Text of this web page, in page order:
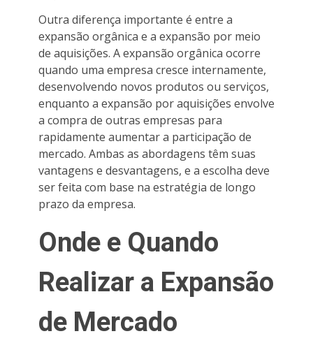
Outra diferença importante é entre a
expansão orgânica e a expansão por meio
de aquisições. A expansão orgânica ocorre
quando uma empresa cresce internamente,
desenvolvendo novos produtos ou serviços,
enquanto a expansão por aquisições envolve
a compra de outras empresas para
rapidamente aumentar a participação de
mercado. Ambas as abordagens têm suas
vantagens e desvantagens, e a escolha deve
ser feita com base na estratégia de longo
prazo da empresa.
Onde e Quando
Realizar a Expansão
de Mercado